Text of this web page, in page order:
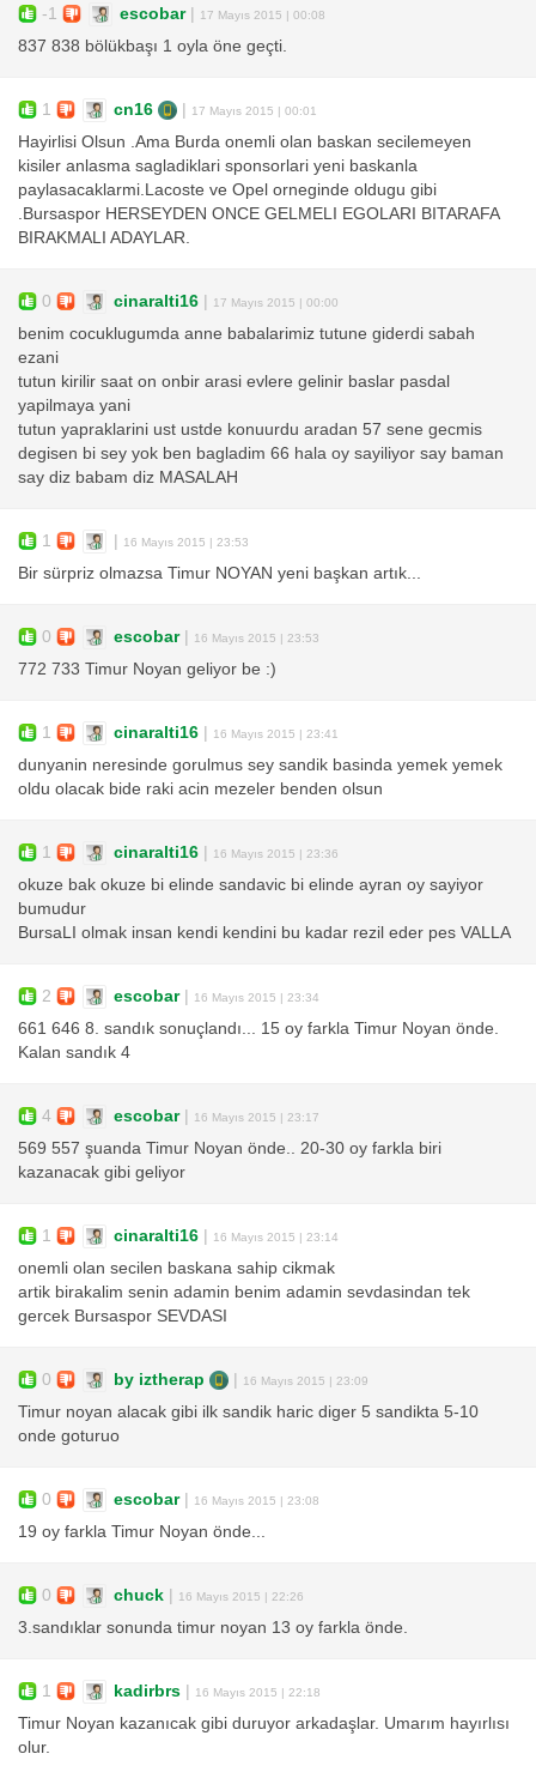
-1 escobar| 17 Mayıs 2015 | 00:08
837 838 bölükbaşı 1 oyla öne geçti.
1 cn16 17 Mayıs 2015 | 00:01
Hayirlisi Olsun .Ama Burda onemli olan baskan secilemeyen
kisiler anlasma sagladiklari sponsorlari yeni baskanla
paylasacaklarmi.Lacoste ve Opel orneginde oldugu gibi
.Bursaspor HERSEYDEN ONCE GELMELI EGOLARI BITARAFA
BIRAKMALI ADAYLAR.
0 cinaralti16 17 Mayıs 2015 | 00:00
benim cocuklugumda anne babalarimiz tutune giderdi sabah
ezani
tutun kirilir saat on onbir arasi evlere gelinir baslar pasdal
yapilmaya yani
tutun yapraklarini ust ustde konuurdu aradan 57 sene gecmis
degisen bi sey yok ben bagladim 66 hala oy sayiliyor say baman
say diz babam diz MASALAH
1 16 Mayıs 2015 | 23:53
Bir sürpriz olmazsa Timur NOYAN yeni başkan artık...
0 escobar| 16 Mayıs 2015 | 23:53
772 733 Timur Noyan geliyor be :)
1 cinaralti16 16 Mayıs 2015 | 23:41
dunyanin neresinde gorulmus sey sandik basinda yemek yemek
oldu olacak bide raki acin mezeler benden olsun
1 cinaralti16 16 Mayıs 2015 | 23:36
okuze bak okuze bi elinde sandavic bi elinde ayran oy sayiyor
bumudur
BursaLI olmak insan kendi kendini bu kadar rezil eder pes VALLA
2 escobar| 16 Mayıs 2015 | 23:34
661 646 8. sandık sonuçlandı... 15 oy farkla Timur Noyan önde.
Kalan sandık 4
4 escobar| 16 Mayıs 2015 | 23:17
569 557 şuanda Timur Noyan önde.. 20-30 oy farkla biri
kazanacak gibi geliyor
1 cinaralti16 16 Mayıs 2015 | 23:14
onemli olan secilen baskana sahip cikmak
artik birakalim senin adamin benim adamin sevdasindan tek
gercek Bursaspor SEVDASI
0 by iztherap 16 Mayıs 2015 | 23:09
Timur noyan alacak gibi ilk sandik haric diger 5 sandikta 5-10
onde goturuo
0 escobar| 16 Mayıs 2015 | 23:08
19 oy farkla Timur Noyan önde...
0 chuck 16 Mayıs 2015 | 22:26
3.sandıklar sonunda timur noyan 13 oy farkla önde.
1 kadirbrs 16 Mayıs 2015 | 22:18
Timur Noyan kazanıcak gibi duruyor arkadaşlar. Umarım hayırlısı
olur.